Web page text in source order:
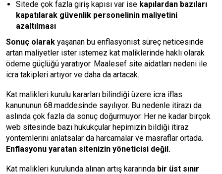
Sitede çok fazla giriş kapısı var ise kapılardan bazıları
kapatılarak güvenlik personelinin maliyetini
azaltılması
Sonuç olarak yaşanan bu enflasyonist süreç neticesinde
artan maliyetler ister istemez kat maliklerinde haklı olarak
ödeme güçlüğü yaratıyor. Maalesef site aidatları nedeni ile
icra takipleri artıyor ve daha da artacak.
Kat malikleri kurulu kararları bilindiği üzere icra iflas
kanununun 68.maddesinde sayılıyor. Bu nedenle itirazı da
aslında çok fazla da sonuç doğurmuyor. Her ne kadar birçok
web sitesinde bazı hukukçular hepimizin bildiği itiraz
yöntemlerini anlatsalar da harcamalar ve masraflar ortada.
Enflasyonu yaratan sitenizin yöneticisi değil.
Kat malikleri kurulunda alınan artış kararında bir üst sınır